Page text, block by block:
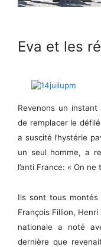
Eva et les
Revenons un instant
de remplacer le
a suscité l’hystérie
un seul homme, a
l’anti France: « On
Ils sont tous
François Fillion,
nationale a noté
dernière que